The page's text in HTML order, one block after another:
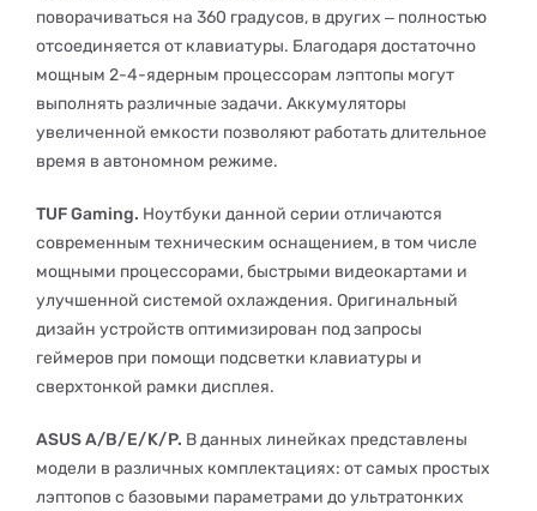
поворачиваться на 360 градусов, в других ‒ полностью
отсоединяется от клавиатуры. Благодаря достаточно
мощным 2-4-ядерным процессорам лэптопы могут
выполнять различные задачи. Аккумуляторы
увеличенной емкости позволяют работать длительное
время в автономном режиме.
TUF Gaming. Ноутбуки данной серии отличаются
современным техническим оснащением, в том числе
мощными процессорами, быстрыми видеокартами и
улучшенной системой охлаждения. Оригинальный
дизайн устройств оптимизирован под запросы
геймеров при помощи подсветки клавиатуры и
сверхтонкой рамки дисплея.
ASUS А/B/E/K/P. В данных линейках представлены
модели в различных комплектациях: от самых простых
лэптопов с базовыми параметрами до ультратонких